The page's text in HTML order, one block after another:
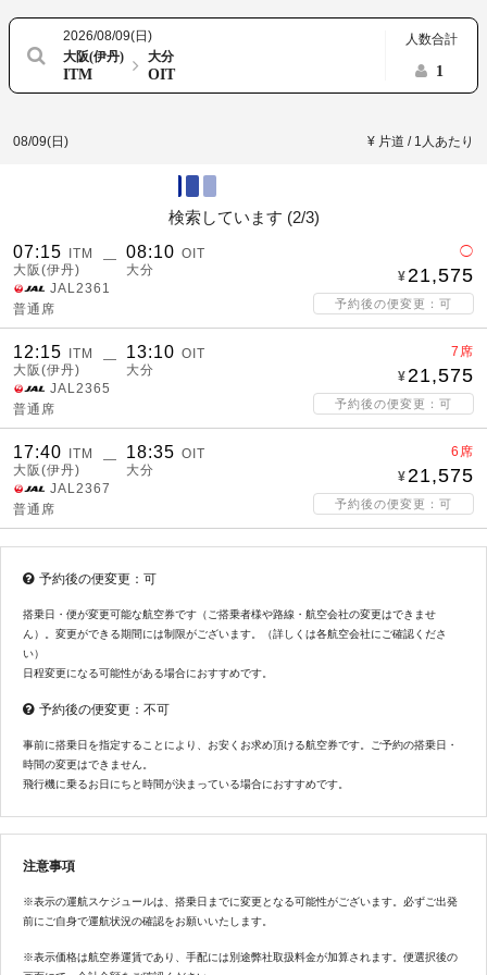
2026/08/09(日)
大阪(伊丹)
ITM
大分
OIT
人数合計
1
08/09(日) ¥ 片道 / 1人あたり
検索しています (2/3)
07:15
ITM
大阪(伊丹)
― 08:10 OIT
大分
JAL2361
普通席
◯
21,575
予約後の便変更：可
12:15
ITM
大阪(伊丹)
― 13:10 OIT
大分
JAL2365
普通席
7席
21,575
予約後の便変更：可
17:40
ITM
大阪(伊丹)
― 18:35 OIT
大分
JAL2367
普通席
6席
21,575
予約後の便変更：可
予約後の便変更：可
搭乗日・便が変更可能な航空券です（ご搭乗者様や路線・航空会社の変更はできませ
ん）。変更ができる期間には制限がございます。（詳しくは各航空会社にご確認くださ
い）
日程変更になる可能性がある場合におすすめです。
予約後の便変更：不可
事前に搭乗日を指定することにより、お安くお求め頂ける航空券です。ご予約の搭乗日・
時間の変更はできません。
飛行機に乗るお日にちと時間が決まっている場合におすすめです。
注意事項
※表示の運航スケジュールは、搭乗日までに変更となる可能性がございます。必ずご出発
前にご自身で運航状況の確認をお願いいたします。
※表示価格は航空券運賃であり、手配には別途弊社取扱料金が加算されます。便選択後の